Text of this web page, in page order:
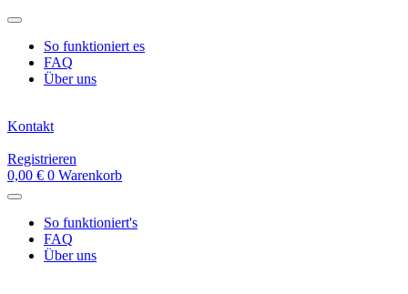
Zum
springenSo funktioniert es
FAQ
Über uns
Kontakt
Registrieren
0,00 € 0 Warenkorb
So funktioniert's
FAQ
Über uns